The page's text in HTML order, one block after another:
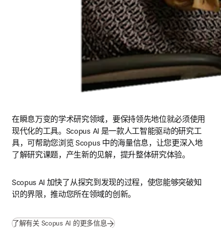
在瞬息万变的学术研究领域，要保持领先地位就必须使用
现代化的工具。Scopus AI 是一款人工智能驱动的研究工
具，可帮助您浏览 Scopus 中的海量信息，让您更深入地
了解研究课题，产生新的见解，提升整体研究体验。
Scopus AI 加快了从探究到发现的过程，使您能够突破知
识的界限，推动您所在领域的创新。
了解有关 Scopus AI 的更多信息